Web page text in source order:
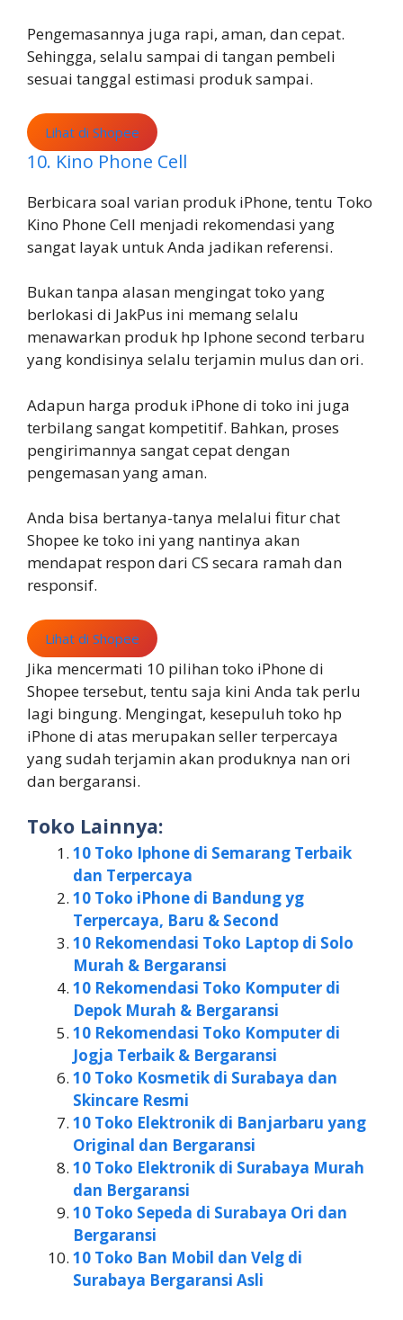
Pengemasannya juga rapi, aman, dan cepat.
Sehingga, selalu sampai di tangan pembeli
sesuai tanggal estimasi produk sampai.
Lihat di Shopee
10. Kino Phone Cell
Berbicara soal varian produk iPhone, tentu Toko
Kino Phone Cell menjadi rekomendasi yang
sangat layak untuk Anda jadikan referensi.
Bukan tanpa alasan mengingat toko yang
berlokasi di JakPus ini memang selalu
menawarkan produk hp Iphone second terbaru
yang kondisinya selalu terjamin mulus dan ori.
Adapun harga produk iPhone di toko ini juga
terbilang sangat kompetitif. Bahkan, proses
pengirimannya sangat cepat dengan
pengemasan yang aman.
Anda bisa bertanya-tanya melalui fitur chat
Shopee ke toko ini yang nantinya akan
mendapat respon dari CS secara ramah dan
responsif.
Lihat di Shopee
Jika mencermati 10 pilihan toko iPhone di
Shopee tersebut, tentu saja kini Anda tak perlu
lagi bingung. Mengingat, kesepuluh toko hp
iPhone di atas merupakan seller terpercaya
yang sudah terjamin akan produknya nan ori
dan bergaransi.
Toko Lainnya:
10 Toko Iphone di Semarang Terbaik
dan Terpercaya
10 Toko iPhone di Bandung yg
Terpercaya, Baru & Second
10 Rekomendasi Toko Laptop di Solo
Murah & Bergaransi
10 Rekomendasi Toko Komputer di
Depok Murah & Bergaransi
10 Rekomendasi Toko Komputer di
Jogja Terbaik & Bergaransi
10 Toko Kosmetik di Surabaya dan
Skincare Resmi
10 Toko Elektronik di Banjarbaru yang
Original dan Bergaransi
10 Toko Elektronik di Surabaya Murah
dan Bergaransi
10 Toko Sepeda di Surabaya Ori dan
Bergaransi
10 Toko Ban Mobil dan Velg di
Surabaya Bergaransi Asli